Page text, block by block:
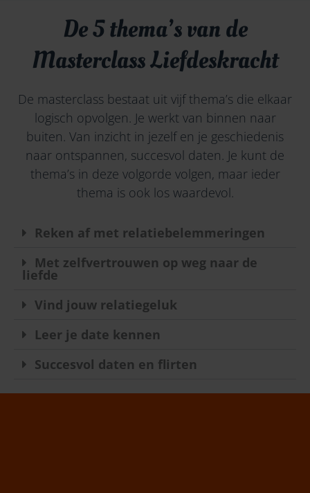
De 5 thema’s van de
Masterclass Liefdeskracht
De masterclass bestaat uit vijf thema’s die elkaar
logisch opvolgen. Je werkt van binnen naar
buiten. Van inzicht in jezelf en je geschiedenis
naar ontspannen, succesvol daten. Je kunt de
thema’s in deze volgorde volgen, maar ieder
thema is ook los waardevol.
Reken af met relatiebelemmeringen
Met zelfvertrouwen op weg naar de
liefde
Vind jouw relatiegeluk
Leer je date kennen
Succesvol daten en flirten